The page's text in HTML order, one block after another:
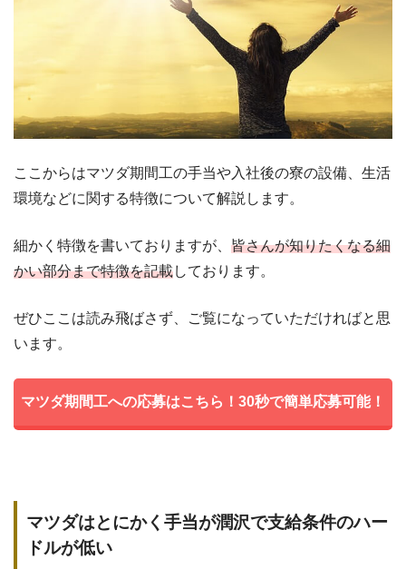
ここからはマツダ期間工の手当や入社後の寮の設備、生活
環境などに関する特徴について解説します。
細かく特徴を書いておりますが、 皆さんが知りたくなる細
かい部分まで特徴を記載しております。
ぜひここは読み飛ばさず、ご覧になっていただければと思
います。
マツダ期間工への応募はこちら！30秒で簡単応募可能！
マツダはとにかく手当が潤沢で支給条件のハー
ドルが低い